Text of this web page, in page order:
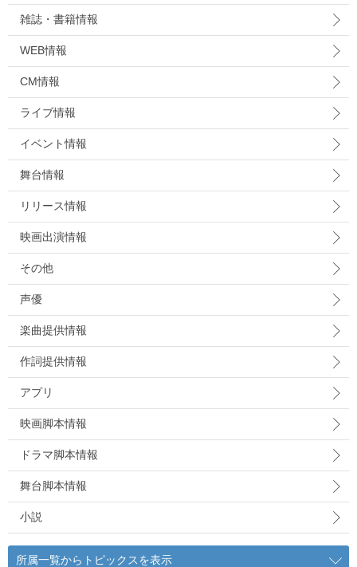
雑誌・書籍情報
WEB情報
CM情報
ライブ情報
イベント情報
舞台情報
リリース情報
映画出演情報
その他
声優
楽曲提供情報
作詞提供情報
アプリ
映画脚本情報
ドラマ脚本情報
舞台脚本情報
小説
所属一覧からトピックスを表示